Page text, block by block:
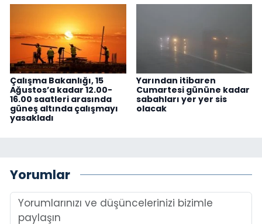
Çalışma Bakanlığı, 15
Ağustos’a kadar 12.00-
16.00 saatleri arasında
güneş altında çalışmayı
yasakladı
Yarından itibaren
Cumartesi gününe kadar
sabahları yer yer sis
olacak
Yorumlar